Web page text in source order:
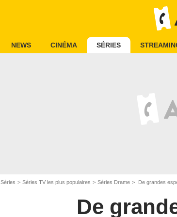
NEWS CINÉMA SÉRIES
Séries Séries TV les plus populaires Séries Drame De grandes
De